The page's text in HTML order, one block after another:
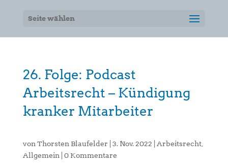
Seite wählen
26. Folge: Podcast
Arbeitsrecht – Kündigung
kranker Mitarbeiter
von Thorsten Blaufelder 3. Nov. 2022 Arbeitsrecht,
Allgemein
0 Kommentare